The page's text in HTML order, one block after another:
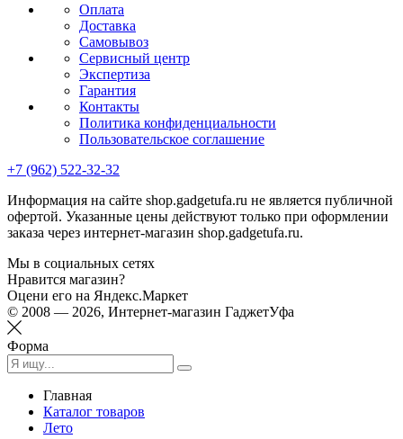
Оплата
Доставка
Самовывоз
Сервисный центр
Экспертиза
Гарантия
Контакты
Политика конфиденциальности
Пользовательское соглашение
+7 (962) 522-32-32
Информация на сайте shop.gadgetufa.ru не является публичной
офертой. Указанные цены действуют только при оформлении
заказа через интернет-магазин shop.gadgetufa.ru.
Мы в социальных сетях
Нравится магазин?
Оцени его на Яндекс.Маркет
© 2008 — 2026, Интернет-магазин ГаджетУфа
Форма
Главная
Каталог товаров
Лето